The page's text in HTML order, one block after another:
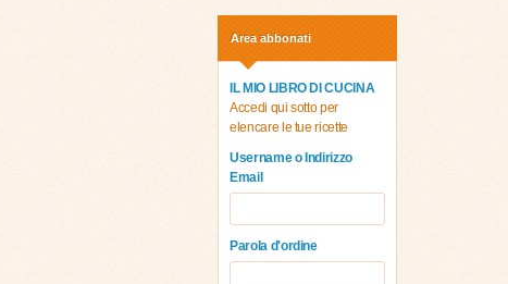
Area abbonati
IL MIO LIBRO DI CUCINA
Accedi qui sotto per
elencare le tue ricette
Username o Indirizzo
Email
Parola d'ordine